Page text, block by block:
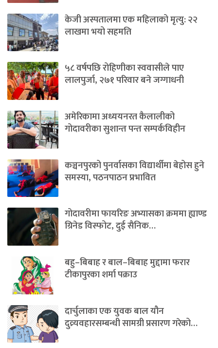
केजी अस्पतालमा एक महिलाको मृत्यु: २२
लाखमा भयो सहमति
५८ वर्षपछि रोहिणीका स्ववासीले पाए
लालपुर्जा, २७१ परिवार बने जग्गाधनी
अमेरिकामा अध्ययनरत कैलालीको
गोदावरीका सुशान्त पन्त सम्पर्कविहीन
कञ्चनपुरको पुनर्वासका विद्यार्थीमा बेहोस हुने
समस्या, पठनपाठन प्रभावित
गोदावरीमा फायरिङ अभ्यासका क्रममा ह्याण्ड
ग्रिनेड विस्फोट, दुई सैनिक…
बहु–बिबाह र बाल–बिबाह मुद्दामा फरार
टीकापुरका शर्मा पक्राउ
दार्चुलाका एक युवक बाल यौन
दुव्र्यवहारसम्बन्धी सामग्री प्रसारण गरेको…